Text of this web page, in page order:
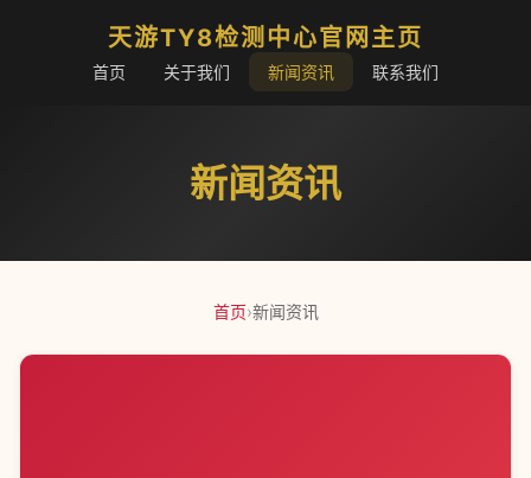
天游TY8检测中心官网主页
首页 关于我们 新闻资讯 联系我们
新闻资讯
首页›新闻资讯